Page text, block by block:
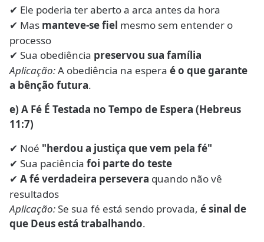
✔ Ele poderia ter aberto a arca antes da hora
✔ Mas manteve-se fiel mesmo sem entender o
processo
✔ Sua obediência preservou sua família
Aplicação:A obediência na espera é o que garante
a bênção futura.
e) A Fé É Testada no Tempo de Espera (Hebreus
11:7)
✔ Noé "herdou a justiça que vem pela fé"
✔ Sua paciência foi parte do teste
✔ A fé verdadeira persevera quando não vê
resultados
Aplicação:Se sua fé está sendo provada, é sinal de
que Deus está trabalhando.